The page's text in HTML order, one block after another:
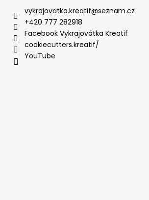
vykrajovatka.kreatif@seznam.cz
+420 777 282918
Facebook Vykrajovátka Kreatif
cookiecutters.kreatif/
YouTube